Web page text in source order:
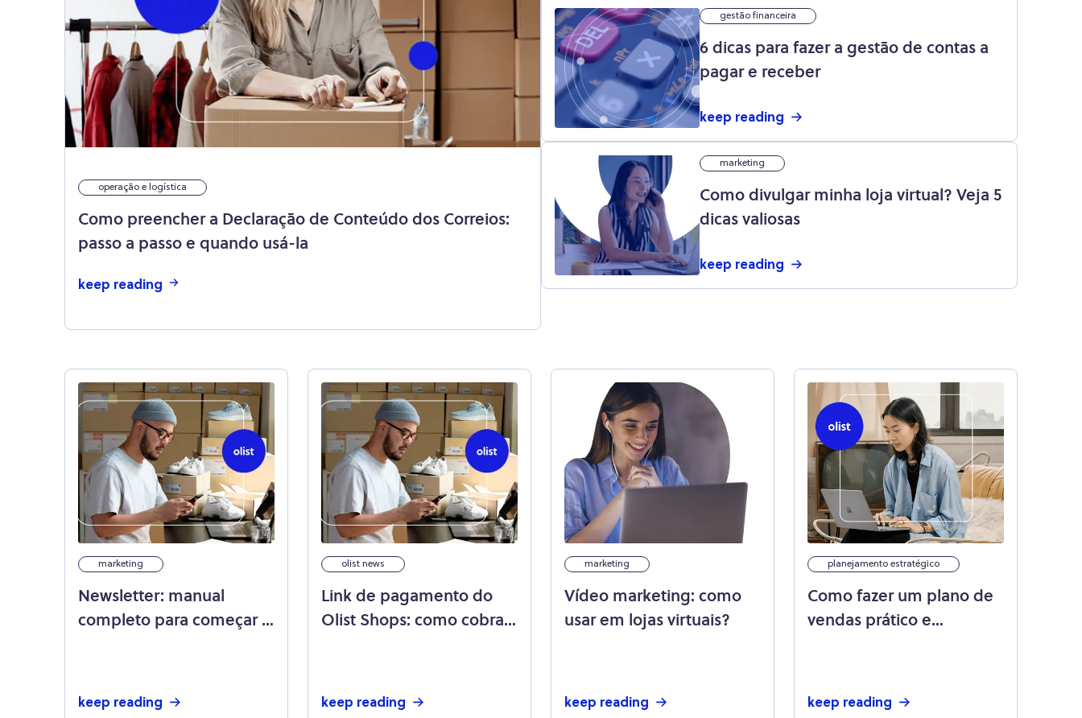
operação e logística
Como preencher a Declaração de Conteúdo dos Correios:
passo a passo e quando usá-la
keep reading
gestão financeira
6 dicas para fazer a gestão de contas a
pagar e receber
keep reading
marketing
Como divulgar minha loja virtual? Veja 5
dicas valiosas
keep reading
marketing
Newsletter: manual
completo para começar a
keep reading
olist news
Link de pagamento do
Olist Shops: como cobrar
keep reading
marketing
Vídeo marketing: como
usar em lojas virtuais?
keep reading
planejamento estratégico
Como fazer um plano de
vendas prático e
keep reading